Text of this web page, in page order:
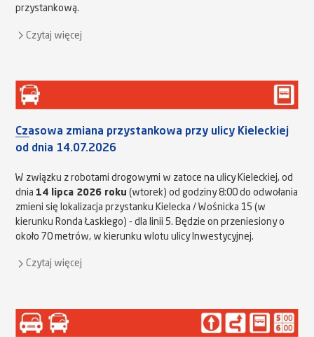
przystankową.
Czytaj więcej
Czasowa zmiana przystankowa przy ulicy Kieleckiej
od dnia 14.07.2026
W związku z robotami drogowymi w zatoce na ulicy Kieleckiej, od
dnia 14 lipca 2026 roku (wtorek) od godziny 8:00 do odwołania
zmieni się lokalizacja przystanku Kielecka / Wośnicka 15 (w
kierunku Ronda Łaskiego) - dla linii 5. Będzie on przeniesiony o
około 70 metrów, w kierunku wlotu ulicy Inwestycyjnej.
Czytaj więcej